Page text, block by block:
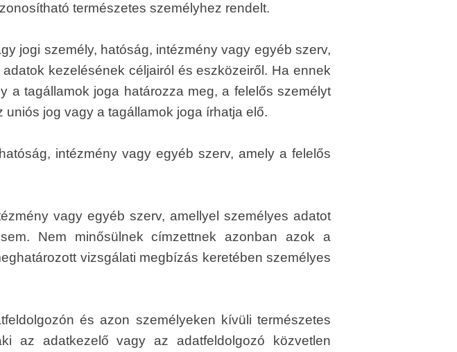
természetes személyhez rendelt.
jogi személy, hatóság, intézmény vagy egyéb szerv,
kezelésének céljairól és eszközeiről. Ha ennek
tagállamok joga határozza meg, a felelős személyt
jog vagy a tagállamok joga írhatja elő.
intézmény vagy egyéb szerv, amely a felelős
vagy egyéb szerv, amellyel személyes adatot
Nem minősülnek címzettnek azonban azok a
vizsgálati megbízás keretében személyes
és azon személyeken kívüli természetes
az adatkezelő vagy az adatfeldolgozó közvetlen